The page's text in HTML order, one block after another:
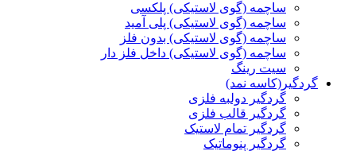
ساچمه (گوی لاستیکی) پلکسی
ساچمه (گوی لاستیکی) پلی آمید
ساچمه (گوی لاستیکی) بدون فلز
ساچمه (گوی لاستیکی) داخل فلز دار
سیت رینگ
گردگیر(کاسه نمد)
گردگیر دولبه فلزی
گردگیر قالب فلزی
گردگیر تمام لاستیک
گردگیر پنوماتیک